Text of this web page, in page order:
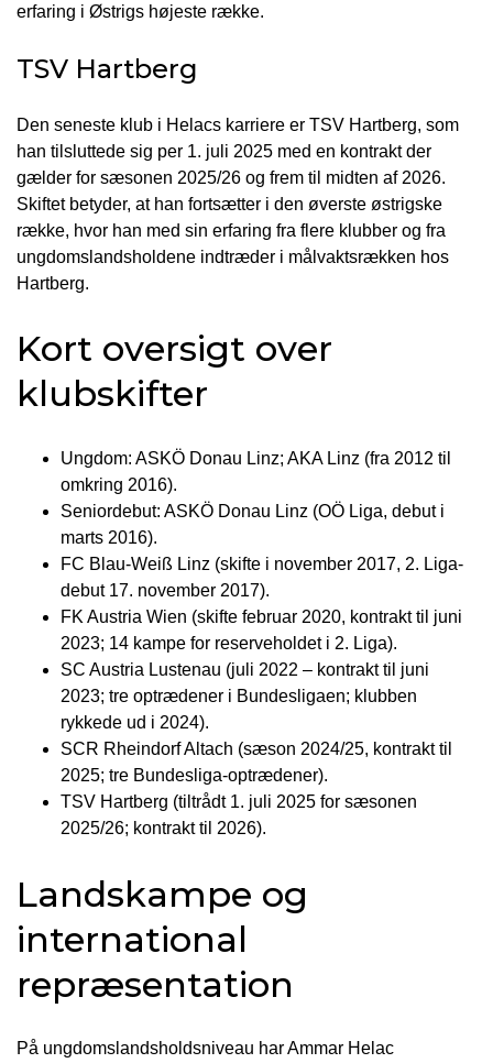
erfaring i Østrigs højeste række.
TSV Hartberg
Den seneste klub i Helacs karriere er TSV Hartberg, som
han tilsluttede sig per 1. juli 2025 med en kontrakt der
gælder for sæsonen 2025/26 og frem til midten af 2026.
Skiftet betyder, at han fortsætter i den øverste østrigske
række, hvor han med sin erfaring fra flere klubber og fra
ungdomslandsholdene indtræder i målvaktsrækken hos
Hartberg.
Kort oversigt over
klubskifter
Ungdom: ASKÖ Donau Linz; AKA Linz (fra 2012 til
omkring 2016).
Seniordebut: ASKÖ Donau Linz (OÖ Liga, debut i
marts 2016).
FC Blau-Weiß Linz (skifte i november 2017, 2. Liga-
debut 17. november 2017).
FK Austria Wien (skifte februar 2020, kontrakt til juni
2023; 14 kampe for reserveholdet i 2. Liga).
SC Austria Lustenau (juli 2022 – kontrakt til juni
2023; tre optrædener i Bundesligaen; klubben
rykkede ud i 2024).
SCR Rheindorf Altach (sæson 2024/25, kontrakt til
2025; tre Bundesliga-optrædener).
TSV Hartberg (tiltrådt 1. juli 2025 for sæsonen
2025/26; kontrakt til 2026).
Landskampe og
international
repræsentation
På ungdomslandsholdsniveau har Ammar Helac